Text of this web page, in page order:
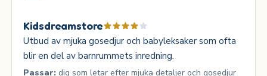
Kidsdreamstore
Utbud av mjuka gosedjur och babyleksaker som ofta
blir en del av barnrummets inredning.
Passar:dig som letar efter mjuka detaljer och gosedjur